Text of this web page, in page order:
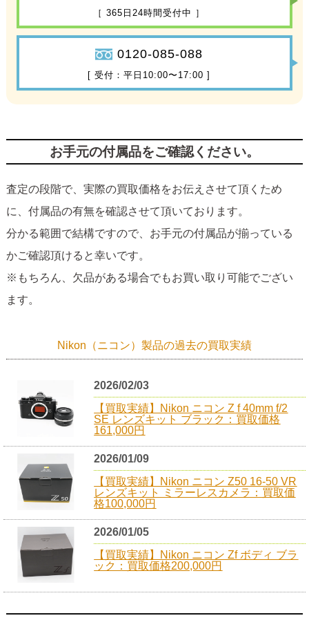
［ 365日24時間受付中 ］
0120-085-088
[ 受付：平日10:00〜17:00 ]
お手元の付属品をご確認ください。
査定の段階で、実際の買取価格をお伝えさせて頂くため
に、付属品の有無を確認させて頂いております。
分かる範囲で結構ですので、お手元の付属品が揃っている
かご確認頂けると幸いです。
※もちろん、欠品がある場合でもお買い取り可能でござい
ます。
Nikon（ニコン）製品の過去の買取実績
2026/02/03
【買取実績】Nikon ニコン Z f 40mm f/2
SE レンズキット ブラック：買取価格
161,000円
2026/01/09
【買取実績】Nikon ニコン Z50 16-50 VR
レンズキット ミラーレスカメラ：買取価
格100,000円
2026/01/05
【買取実績】Nikon ニコン Zf ボディ ブラ
ック：買取価格200,000円